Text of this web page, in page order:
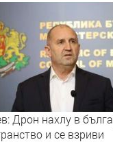
Дрон нахлу в
и се взриви